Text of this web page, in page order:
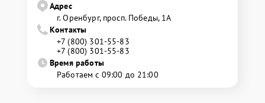
Адрес
г. Оренбург, просп. Победы, 1А
Контакты
+7 (800) 301-55-83
+7 (800) 301-55-83
Время работы
Работаем с 09:00 до 21:00